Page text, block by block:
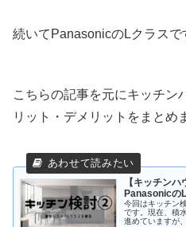
続いてPanasonicのLクラスで
こちらの記事を元にキッチン
リット・デメリットをまとめ
【キッチン
Panasonicの
今回はキッチン
です。現在、積
進めていますが